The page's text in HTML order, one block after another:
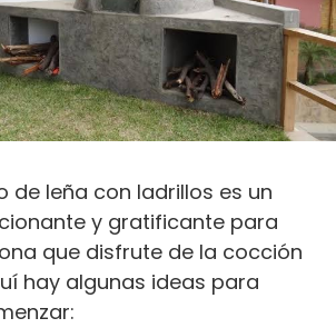
de leña con ladrillos es un
y gratificante para
que disfrute de la cocción
hay algunas ideas para